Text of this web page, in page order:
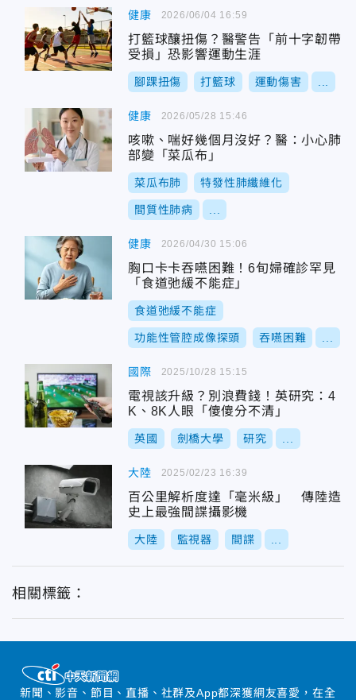
健康
打籃球釀扭傷？醫警告「前十字韌帶
受損」恐影響運動生涯
腳踝扭傷 打籃球 運動傷害
2026/06/04 16:59
健康
咳嗽、喘好幾個月沒好？醫：小心肺
部變「菜瓜布」
菜瓜布肺 特發性肺纖維化
間質性肺病
2026/05/28 15:46
健康
胸口卡卡吞嚥困難！6旬婦確診罕見
「食道弛緩不能症」
食道弛緩不能症
功能性管腔成像探頭 吞嚥困難
2026/04/30 15:06
國際
電視該升級？別浪費錢！英研究：4
K、8K人眼「傻傻分不清」
英國 劍橋大學 研究
2025/10/28 15:15
大陸
百公里解析度達「毫米級」 傳陸造
史上最強間諜攝影機
大陸 監視器 間諜
2025/02/23 16:39
相關標籤：
新聞、影音、節目、直播、社群及App都深獲網友喜愛，在全